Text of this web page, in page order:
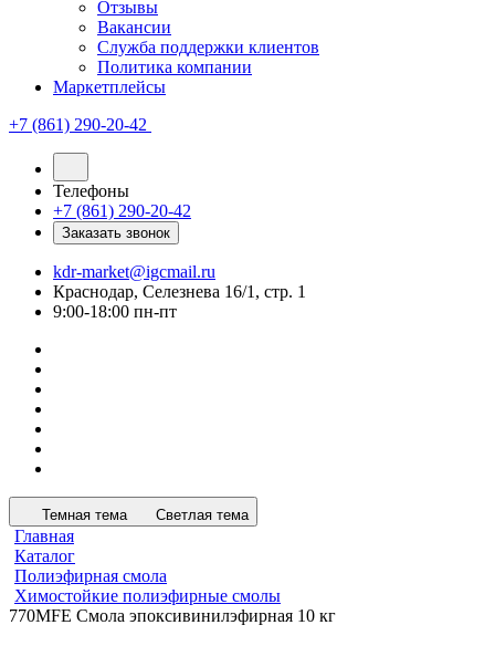
Отзывы
Вакансии
Служба поддержки клиентов
Политика компании
Маркетплейсы
+7 (861) 290-20-42
Телефоны
+7 (861) 290-20-42
Заказать звонок
kdr-market@igcmail.ru
Краснодар, Селезнева 16/1, стр. 1
9:00-18:00 пн-пт
Темная тема Светлая тема
Главная
Каталог
Полиэфирная смола
Химостойкие полиэфирные смолы
770MFE Смола эпоксивинилэфирная 10 кг